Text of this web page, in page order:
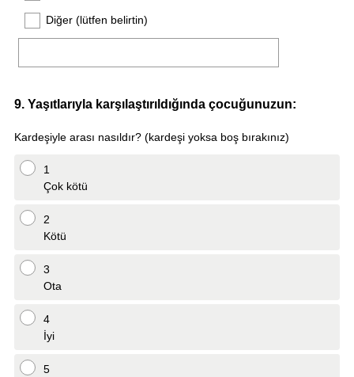
Diğer (lütfen belirtin)
Question
9. Yaşıtlarıyla karşılaştırıldığında çocuğunuzun:
Kardeşiyle arası nasıldır? (kardeşi yoksa boş bırakınız)
1
Çok kötü
2
Kötü
3
Ota
4
İyi
5